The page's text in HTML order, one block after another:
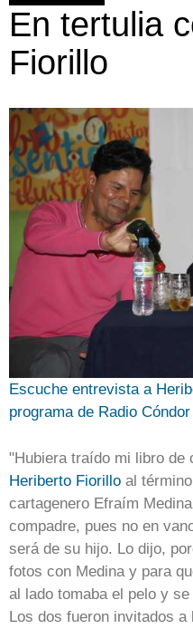
En tertulia
Fiorillo
Escuche entrevista a
programa de Radio Cóndor
"Hubiera traído mi libro de
Heriberto Fiorillo al
cartagenero Efraím
compadre, pues no en
será de su hijo. Lo dijo,
fotos con Medina y para
al lado tomaba el pelo y
Los dos fueron invitados